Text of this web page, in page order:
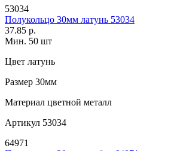
53034
Полукольцо 30мм латунь 53034
37.85 р.
Мин. 50 шт
Цвет латунь
Размер 30мм
Материал цветной металл
Артикул 53034
64971